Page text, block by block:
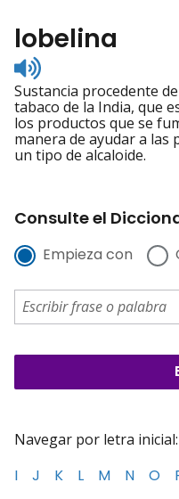
lobelina
Listen
to
pronunciation
Sustancia procedente
tabaco de la India, que
los productos que se
manera de ayudar a las
un tipo de alcaloide.
Consulte el
Empieza con
Navegar por letra inicial:
I
J K L M N O